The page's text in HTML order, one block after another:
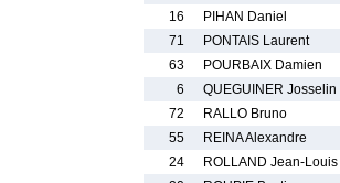
16
PIHAN Daniel
71
PONTAIS Laurent
63
POURBAIX Damien
6
QUEGUINER Josselin
72
RALLO Bruno
55
REINA Alexandre
24
ROLLAND Jean-Louis